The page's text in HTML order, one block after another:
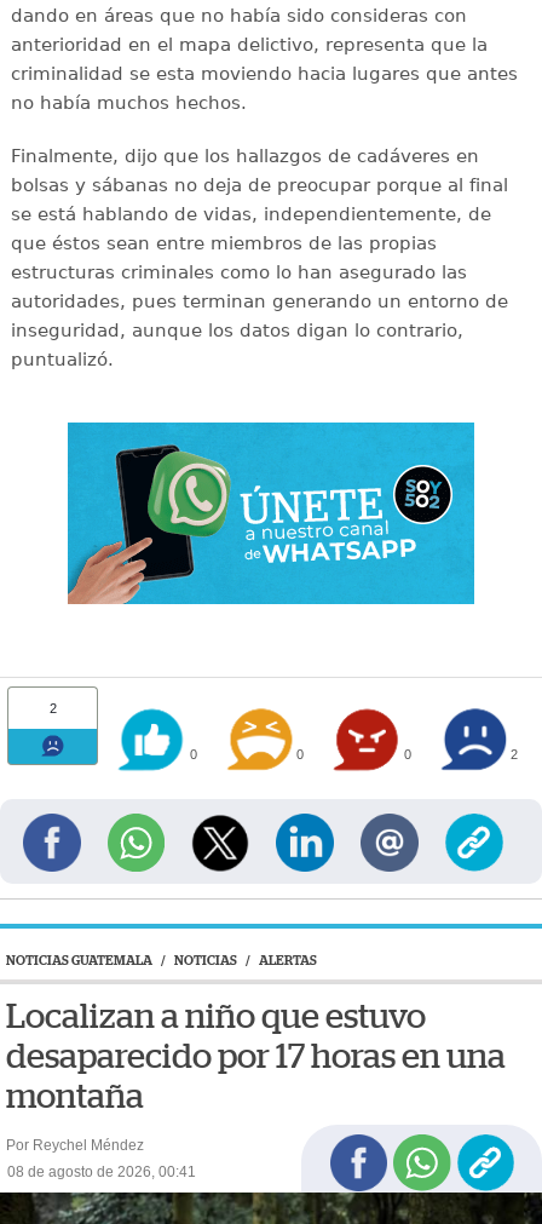
dando en áreas que no había sido consideras con
anterioridad en el mapa delictivo, representa que la
criminalidad se esta moviendo hacia lugares que antes
no había muchos hechos.
Finalmente, dijo que los hallazgos de cadáveres en
bolsas y sábanas no deja de preocupar porque al final
se está hablando de vidas, independientemente, de
que éstos sean entre miembros de las propias
estructuras criminales como lo han asegurado las
autoridades, pues terminan generando un entorno de
inseguridad, aunque los datos digan lo contrario,
puntualizó.
2
0 0 0 2
NOTICIAS GUATEMALA / NOTICIAS / ALERTAS
Localizan a niño que estuvo
desaparecido por 17 horas en una
montaña
Por Reychel Méndez
08 de agosto de 2026, 00:41